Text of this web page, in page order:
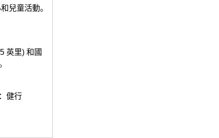
兒童活動。
英里) 和國
健行